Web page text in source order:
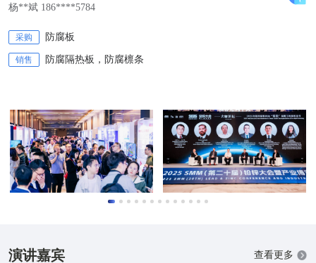
杨**斌 186****5784
采购 防腐板
销售 防腐隔热板，防腐檩条
演讲嘉宾 查看更多